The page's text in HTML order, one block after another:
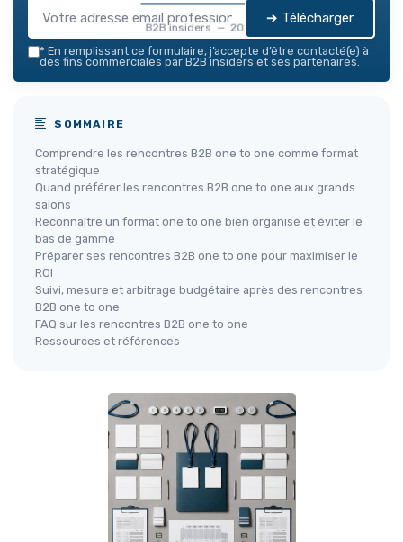
B2B insiders — 2026
➔ Télécharger
* En remplissant ce formulaire, j’accepte d’être contacté(e) à
des fins commerciales par B2B insiders et ses partenaires.
SOMMAIRE
Comprendre les rencontres B2B one to one comme format
stratégique
Quand préférer les rencontres B2B one to one aux grands
salons
Reconnaître un format one to one bien organisé et éviter le
bas de gamme
Préparer ses rencontres B2B one to one pour maximiser le
ROI
Suivi, mesure et arbitrage budgétaire après des rencontres
B2B one to one
FAQ sur les rencontres B2B one to one
Ressources et références